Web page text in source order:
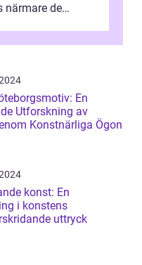
närmare de
En
Utforskning av
Konstnärliga Ögon
konst: En
i konstens
uttryck